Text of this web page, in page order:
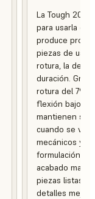
La Tough
para usarla en
produce
piezas de uso
rotura, la
duración.
rotura del 79
flexión bajo
mantienen su
cuando se
mecánicos y
formulación es
acabado
piezas listas
detalles